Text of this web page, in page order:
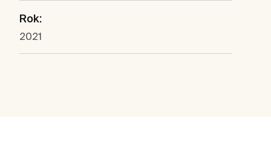
Rok:
2021